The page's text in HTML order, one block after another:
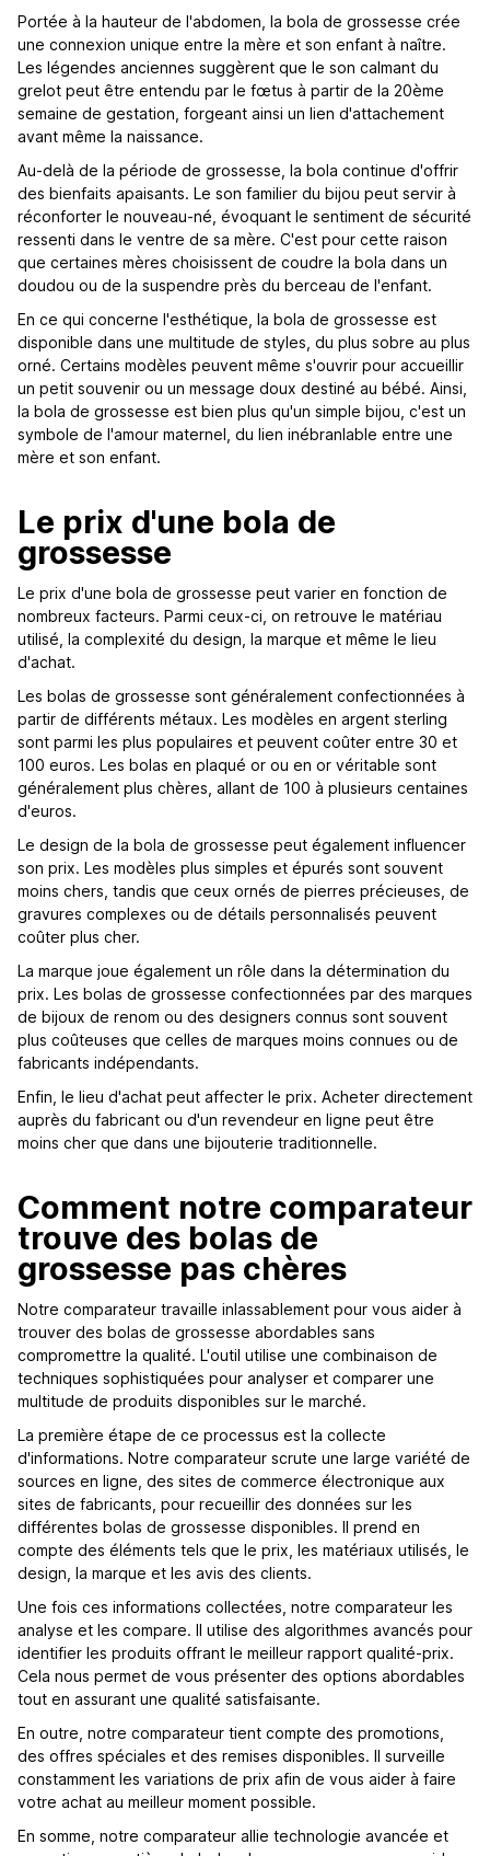
Portée à la hauteur de l'abdomen, la bola de grossesse crée
une connexion unique entre la mère et son enfant à naître.
Les légendes anciennes suggèrent que le son calmant du
grelot peut être entendu par le fœtus à partir de la 20ème
semaine de gestation, forgeant ainsi un lien d'attachement
avant même la naissance.
Au-delà de la période de grossesse, la bola continue d'offrir
des bienfaits apaisants. Le son familier du bijou peut servir à
réconforter le nouveau-né, évoquant le sentiment de sécurité
ressenti dans le ventre de sa mère. C'est pour cette raison
que certaines mères choisissent de coudre la bola dans un
doudou ou de la suspendre près du berceau de l'enfant.
En ce qui concerne l'esthétique, la bola de grossesse est
disponible dans une multitude de styles, du plus sobre au plus
orné. Certains modèles peuvent même s'ouvrir pour accueillir
un petit souvenir ou un message doux destiné au bébé. Ainsi,
la bola de grossesse est bien plus qu'un simple bijou, c'est un
symbole de l'amour maternel, du lien inébranlable entre une
mère et son enfant.
Le prix d'une bola de
grossesse
Le prix d'une bola de grossesse peut varier en fonction de
nombreux facteurs. Parmi ceux-ci, on retrouve le matériau
utilisé, la complexité du design, la marque et même le lieu
d'achat.
Les bolas de grossesse sont généralement confectionnées à
partir de différents métaux. Les modèles en argent sterling
sont parmi les plus populaires et peuvent coûter entre 30 et
100 euros. Les bolas en plaqué or ou en or véritable sont
généralement plus chères, allant de 100 à plusieurs centaines
d'euros.
Le design de la bola de grossesse peut également influencer
son prix. Les modèles plus simples et épurés sont souvent
moins chers, tandis que ceux ornés de pierres précieuses, de
gravures complexes ou de détails personnalisés peuvent
coûter plus cher.
La marque joue également un rôle dans la détermination du
prix. Les bolas de grossesse confectionnées par des marques
de bijoux de renom ou des designers connus sont souvent
plus coûteuses que celles de marques moins connues ou de
fabricants indépendants.
Enfin, le lieu d'achat peut affecter le prix. Acheter directement
auprès du fabricant ou d'un revendeur en ligne peut être
moins cher que dans une bijouterie traditionnelle.
Comment notre comparateur
trouve des bolas de
grossesse pas chères
Notre comparateur travaille inlassablement pour vous aider à
trouver des bolas de grossesse abordables sans
compromettre la qualité. L'outil utilise une combinaison de
techniques sophistiquées pour analyser et comparer une
multitude de produits disponibles sur le marché.
La première étape de ce processus est la collecte
d'informations. Notre comparateur scrute une large variété de
sources en ligne, des sites de commerce électronique aux
sites de fabricants, pour recueillir des données sur les
différentes bolas de grossesse disponibles. Il prend en
compte des éléments tels que le prix, les matériaux utilisés, le
design, la marque et les avis des clients.
Une fois ces informations collectées, notre comparateur les
analyse et les compare. Il utilise des algorithmes avancés pour
identifier les produits offrant le meilleur rapport qualité-prix.
Cela nous permet de vous présenter des options abordables
tout en assurant une qualité satisfaisante.
En outre, notre comparateur tient compte des promotions,
des offres spéciales et des remises disponibles. Il surveille
constamment les variations de prix afin de vous aider à faire
votre achat au meilleur moment possible.
En somme, notre comparateur allie technologie avancée et